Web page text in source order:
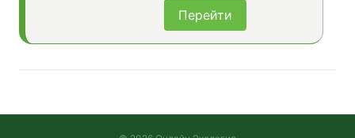
Перейти